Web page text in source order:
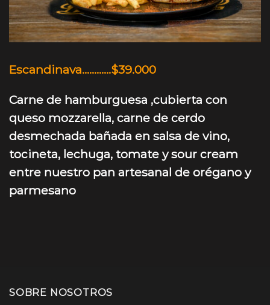
Escandinava…………$39.000
Carne de hamburguesa ,cubierta con
queso mozzarella, carne de cerdo
desmechada bañada en salsa de vino,
tocineta, lechuga, tomate y sour cream
entre nuestro pan artesanal de orégano y
parmesano
SOBRE NOSOTROS